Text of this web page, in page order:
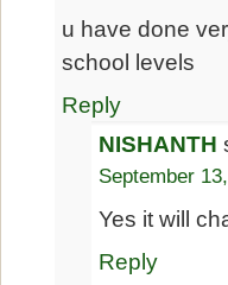
u have done
school levels
Reply
NISHANTH
September
Yes it will
Reply